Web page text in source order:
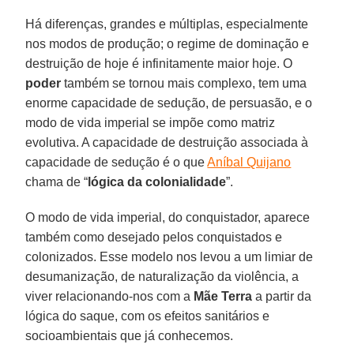
Há diferenças, grandes e múltiplas, especialmente
nos modos de produção; o regime de dominação e
destruição de hoje é infinitamente maior hoje. O
poder também se tornou mais complexo, tem uma
enorme capacidade de sedução, de persuasão, e o
modo de vida imperial se impõe como matriz
evolutiva. A capacidade de destruição associada à
capacidade de sedução é o queAníbal Quijano
chama de “ lógica da colonialidade”.
O modo de vida imperial, do conquistador, aparece
também como desejado pelos conquistados e
colonizados. Esse modelo nos levou a um limiar de
desumanização, de naturalização da violência, a
viver relacionando-nos com a Mãe Terra a partir da
lógica do saque, com os efeitos sanitários e
socioambientais que já conhecemos.